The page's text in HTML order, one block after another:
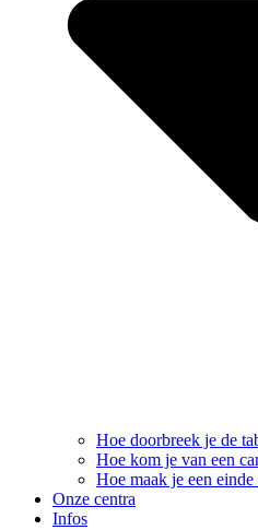
Hoe doorbreek je de
Hoe kom je van een
Hoe maak je een
Onze centra
Infos